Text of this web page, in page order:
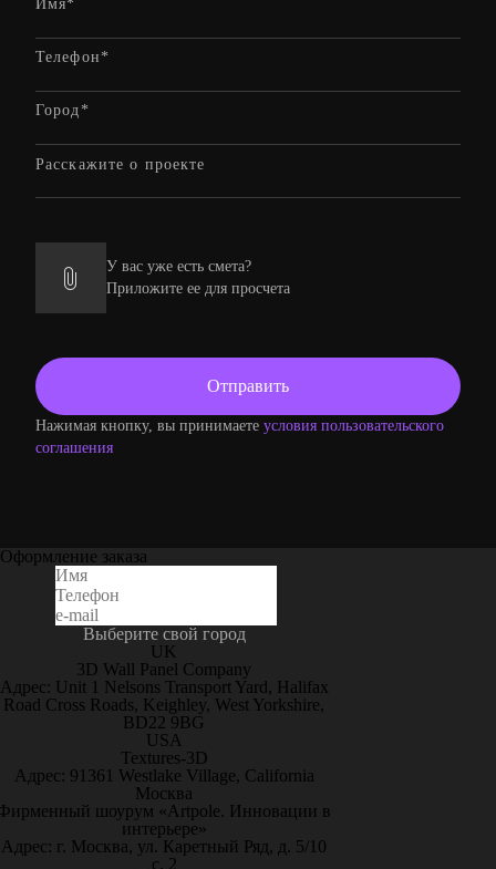
У вас уже есть смета?
Приложите ее для просчета
Нажимая кнопку, вы принимаете условия пользовательского
соглашения
Оформление заказа
Выберите свой город
UK
3D Wall Panel Company
Адрес: Unit 1 Nelsons Transport Yard, Halifax
Road Cross Roads, Keighley, West Yorkshire,
BD22 9BG
USA
Textures-3D
Адрес: 91361 Westlake Village, California
Москва
шоурум «Artpole. Инновации в
интерьере»
Адрес: г. Москва, ул. Каретный Ряд, д. 5/10
с. 2